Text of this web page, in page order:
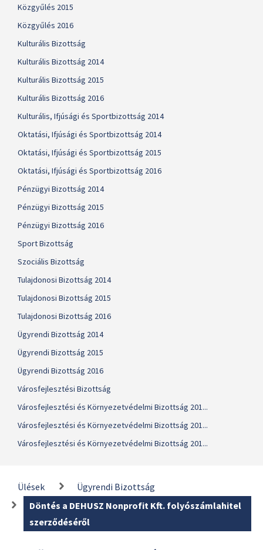
Közgyűlés 2015
Közgyűlés 2016
Kulturális Bizottság
Kulturális Bizottság 2014
Kulturális Bizottság 2015
Kulturális Bizottság 2016
Kulturális, Ifjúsági és Sportbizottság 2014
Oktatási, Ifjúsági és Sportbizottság 2014
Oktatási, Ifjúsági és Sportbizottság 2015
Oktatási, Ifjúsági és Sportbizottság 2016
Pénzügyi Bizottság 2014
Pénzügyi Bizottság 2015
Pénzügyi Bizottság 2016
Sport Bizottság
Szociális Bizottság
Tulajdonosi Bizottság 2014
Tulajdonosi Bizottság 2015
Tulajdonosi Bizottság 2016
Ügyrendi Bizottság 2014
Ügyrendi Bizottság 2015
Ügyrendi Bizottság 2016
Városfejlesztési Bizottság
Városfejlesztési és Környezetvédelmi Bizottság 201...
Városfejlesztési és Környezetvédelmi Bizottság 201...
Városfejlesztési és Környezetvédelmi Bizottság 201...
Ülések
Ügyrendi Bizottság
Döntés a DEHUSZ Nonprofit Kft. folyószámlahitel
szerződéséről